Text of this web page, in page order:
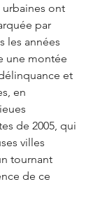
urbaines ont
par
les années
une montée
et
en
de 2005, qui
villes
tournant
de ce